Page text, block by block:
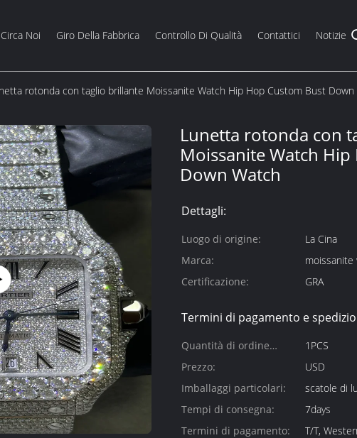
Circa Noi Giro Della Fabbrica Controllo Di Qualità Contattici Notizie
rotonda con taglio brillante Moissanite Watch Hip Hop Custom Bust Down
Lunetta rotonda con
Moissanite Watch
Down Watch
Dettagli:
Luogo di origine:
La Cina
Marca:
Certificazione:
GRA
Termini di pagamento e
Quantità di ordine
minimo:
1PCS
Prezzo:
USD
Imballaggi particolari:
scatole di
Tempi di consegna:
7days
Termini di pagamento:
T/T,